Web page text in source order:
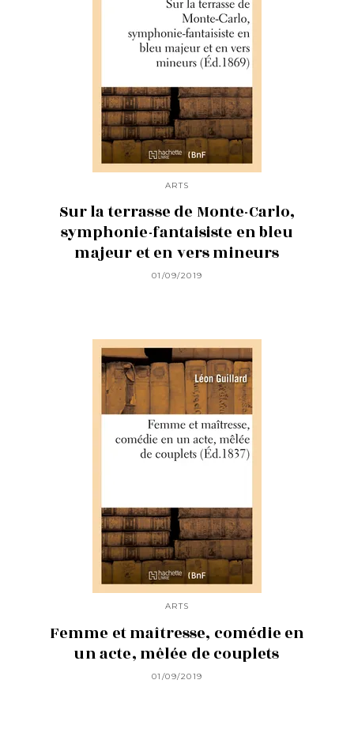
ARTS
Sur la terrasse de Monte-Carlo,
symphonie-fantaisiste en bleu
majeur et en vers mineurs
01/09/2019
ARTS
Femme et maîtresse, comédie en
un acte, mêlée de couplets
01/09/2019